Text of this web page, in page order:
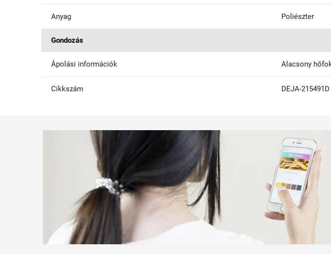
Anyag Poliészter
Gondozás
Ápolási információk Alacsony
Cikkszám DEJA-215491D